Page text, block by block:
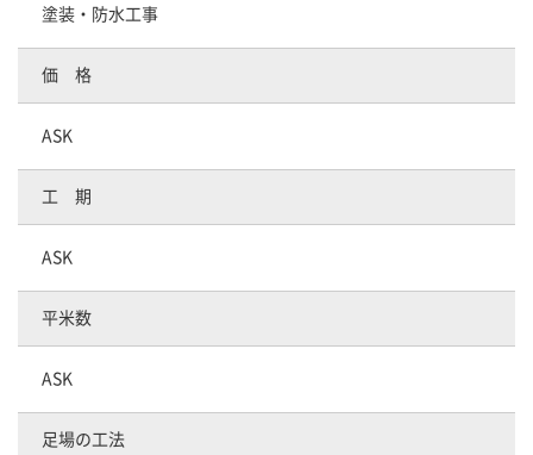
塗装・防水工事
価 格
ASK
工 期
ASK
平米数
ASK
足場の工法